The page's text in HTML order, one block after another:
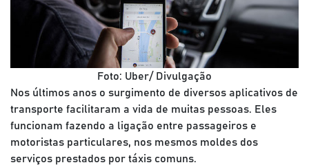
Foto: Uber/ Divulgação
Nos últimos anos o surgimento de diversos aplicativos de
transporte facilitaram a vida de muitas pessoas. Eles
funcionam fazendo a ligação entre passageiros e
motoristas particulares, nos mesmos moldes dos
serviços prestados por táxis comuns.